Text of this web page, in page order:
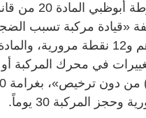
تطبق شرطة
«قيادة مركبة تسبب
في محرك المركبة أو
المركبة 30 يوماً.